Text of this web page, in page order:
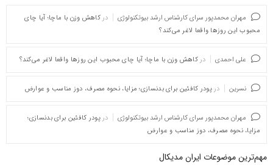
مهران محمدپور سرای کارشناس ارشد بیوتکنولوژی در کاهش وزن با ماچا؛ آیا چای
محبوب این روزها واقعا لاغر می‌کند؟
علی احمدی در کاهش وزن با ماچا؛ آیا چای محبوب این روزها واقعا لاغر می‌کند؟
نسرین در پودر کافئین برای بدنسازی؛ مزایا، نحوه مصرف، دوز مناسب و عوارض
مهران محمدپور سرای کارشناس ارشد بیوتکنولوژی در پودر کافئین برای بدنسازی؛
مزایا، نحوه مصرف، دوز مناسب و عوارض
مهم‌ترین موضوعات ایران مدیکال